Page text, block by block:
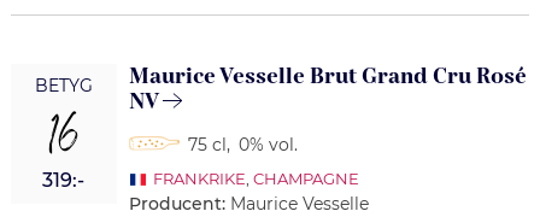
BETYG
16
319:-
Maurice Vesselle Brut Grand Cru Rosé
NV
75 cl, 0% vol.
FRANKRIKE CHAMPAGNE
Producent: Maurice Vesselle